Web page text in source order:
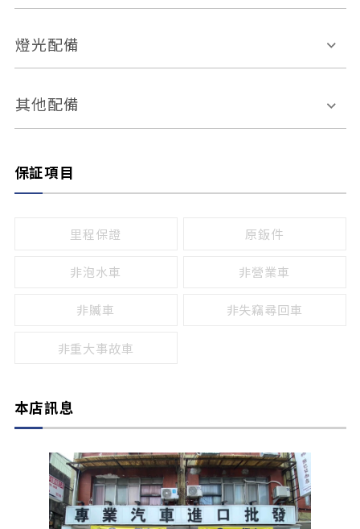
自動停車系統 盲點偵測系統
倒車雷達
無
有
引擎啟閉系統
燈光配備
感應頭燈
頭燈光源
其他配備
保証項目
里程保證 原鈑件
非泡水車 非營業車
非贓車 非失竊尋回車
非重大事故車
本店訊息